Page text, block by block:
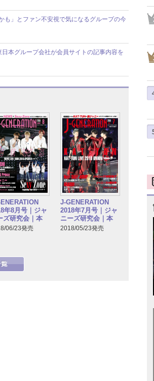
も」とファン不安視で気になるグループの今
本グループ会社が会員サイトの記事内容を
年8月号｜ジャ
ズ研究会｜本
06/23発売
J-GENERATION
2018年7月号｜ジャ
ニーズ研究会｜本
2018/05/23発売